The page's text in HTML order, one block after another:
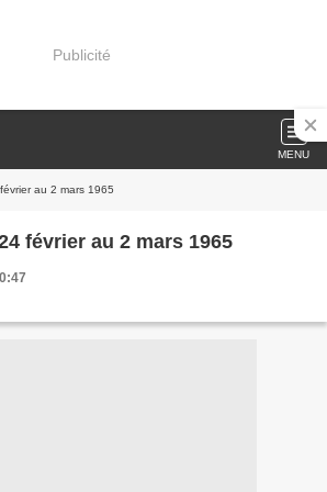
Publicité
MENU
au 2 mars 1965
février au 2 mars 1965